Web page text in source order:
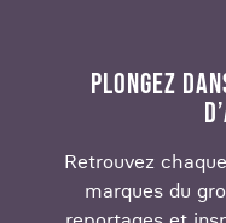
PLONGEZ
Retrouvez
marques du